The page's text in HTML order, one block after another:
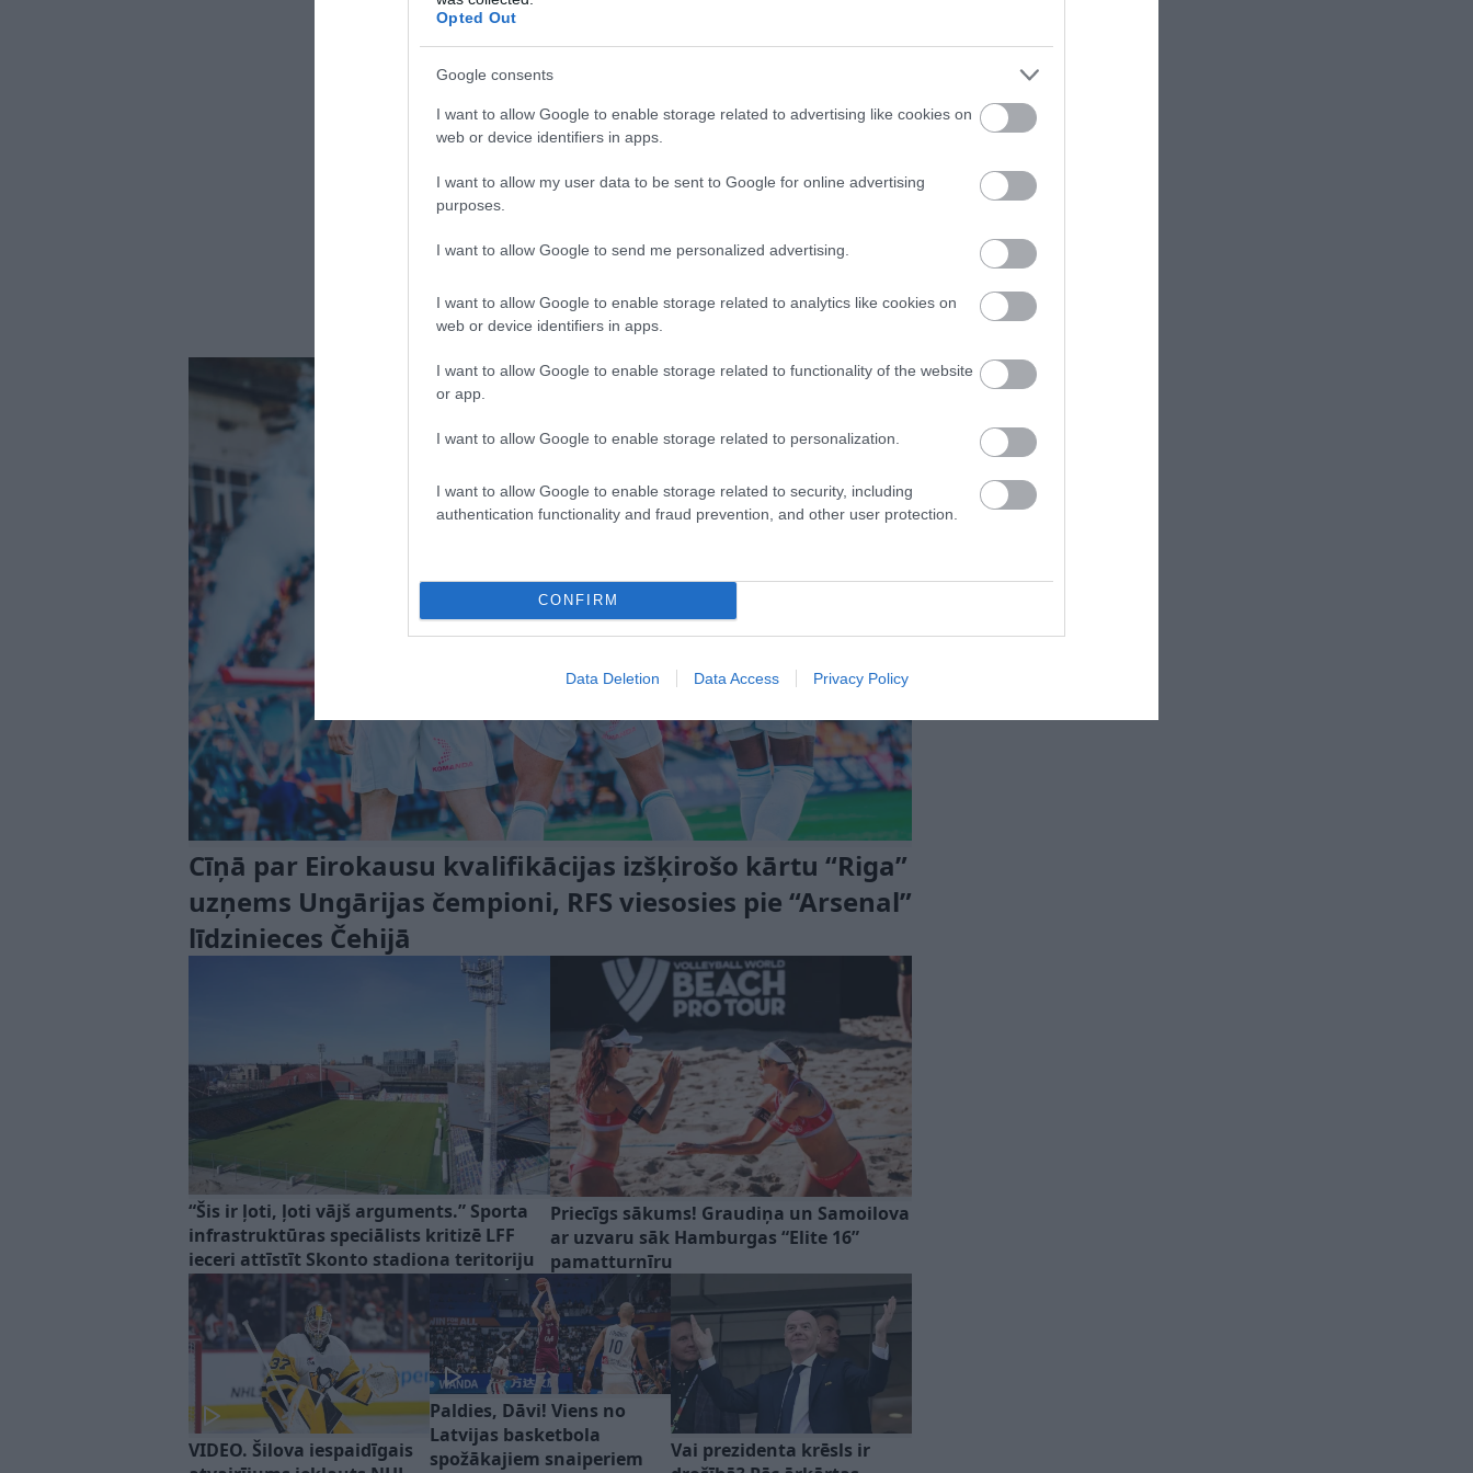
Opted Out
Google consents
I want to allow Google to enable storage related to advertising like cookies on
web or device identifiers in apps.
I want to allow my user data to be sent to Google for online advertising
purposes.
I want to allow Google to send me personalized advertising.
I want to allow Google to enable storage related to analytics like cookies on
web or device identifiers in apps.
I want to allow Google to enable storage related to functionality of the website
or app.
I want to allow Google to enable storage related to personalization.
I want to allow Google to enable storage related to security, including
authentication functionality and fraud prevention, and other user protection.
CONFIRM
Data Deletion Data Access Privacy Policy
Cīņā par Eirokausu kvalifikācijas izšķirošo kārtu “Riga”
uzņems Ungārijas čempioni, RFS viesosies pie “Arsenal”
līdzinieces Čehijā
“Šis ir ļoti, ļoti vājš arguments.” Sporta
infrastruktūras speciālists kritizē LFF
ieceri attīstīt Skonto stadiona teritoriju
Priecīgs sākums! Graudiņa un Samoilova
ar uzvaru sāk Hamburgas “Elite 16”
pamatturnīru
VIDEO. Šilova iespaidīgais
Paldies, Dāvi! Viens no
Latvijas basketbola
spožākajiem snaiperiem
Vai prezidenta krēsls ir